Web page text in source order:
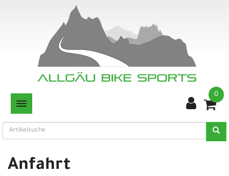
TOGGLE NAVIGATION
0
Anfahrt